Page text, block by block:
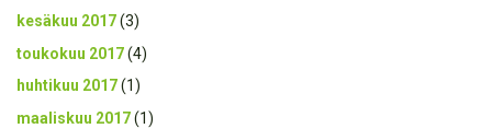
kesäkuu 2017(3)
toukokuu 2017(4)
huhtikuu 2017(1)
maaliskuu 2017(1)